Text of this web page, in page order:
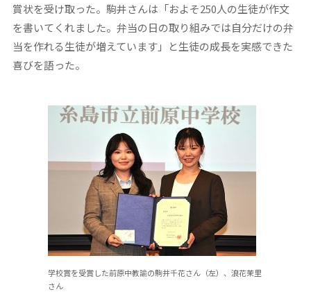
賞状を受け取った。駒井さんは「およそ250人の生徒が作文
を書いてくれました。弁当の日の取り組みでは自分だけの弁
当を作れる生徒が増えています」と生徒の成長を実感できた
喜びを語った。
学校賞を受賞した前原中教諭の駒井千花さん（左）、浪花茉里
さん